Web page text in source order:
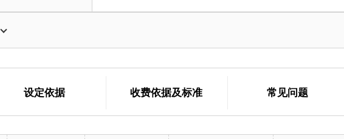
设定依据 收费依据及标准 常见问题